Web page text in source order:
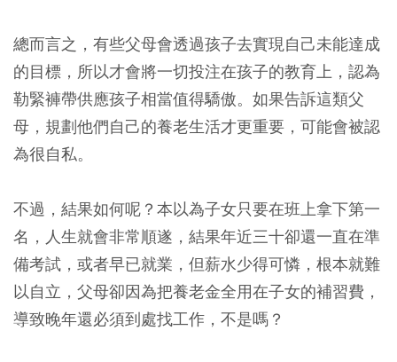
總而言之，有些父母會透過孩子去實現自己未能達成
的目標，所以才會將一切投注在孩子的教育上，認為
勒緊褲帶供應孩子相當值得驕傲。如果告訴這類父
母，規劃他們自己的養老生活才更重要，可能會被認
為很自私。
不過，結果如何呢？本以為子女只要在班上拿下第一
名，人生就會非常順遂，結果年近三十卻還一直在準
備考試，或者早已就業，但薪水少得可憐，根本就難
以自立，父母卻因為把養老金全用在子女的補習費，
導致晚年還必須到處找工作，不是嗎？